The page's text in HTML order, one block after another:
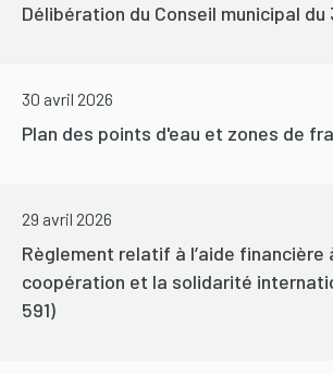
Délibération du Conseil municipal du
Plan des points d'eau et zones de
30 avril 2026
Règlement relatif à l’aide financière
coopération et la solidarité
591)
29 avril 2026